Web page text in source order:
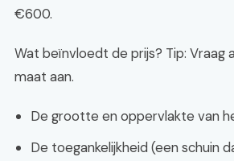
€600.
Wat beïnvloedt de prijs? Tip: Vraag
maat aan.
De grootte en oppervlakte van
De toegankelijkheid (een schuin